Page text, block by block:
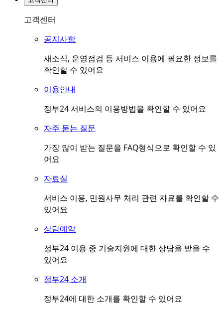
고객센터
공지사항
새소식, 운영점검 등 서비스 이용에 필요한 정보를
확인할 수 있어요
이용안내
정부24 서비스의 이용방법을 확인할 수 있어요
자주 묻는 질문
가장 많이 받는 질문을 FAQ형식으로 확인할 수 있
어요
자료실
서비스 이용, 민원사무 처리 관련 자료를 확인할 수
있어요
상담예약
정부24 이용 중 기술지원에 대한 상담을 받을 수
있어요
정부24 소개
정부24에 대한 소개를 확인할 수 있어요